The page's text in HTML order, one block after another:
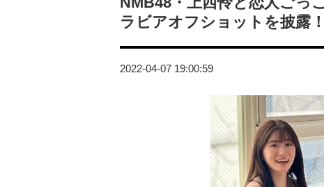
ラビアオフショットを披露！
2022-04-07 19:00:59